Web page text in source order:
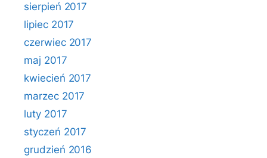
sierpień 2017
lipiec 2017
czerwiec 2017
maj 2017
kwiecień 2017
marzec 2017
luty 2017
styczeń 2017
grudzień 2016